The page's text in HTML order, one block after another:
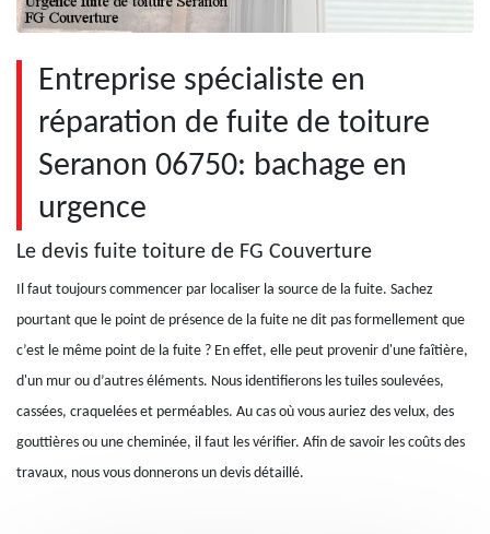
Entreprise spécialiste en
réparation de fuite de toiture
Seranon 06750: bachage en
urgence
Le devis fuite toiture de FG Couverture
Il faut toujours commencer par localiser la source de la fuite. Sachez
pourtant que le point de présence de la fuite ne dit pas formellement que
c’est le même point de la fuite ? En effet, elle peut provenir d'une faîtière,
d'un mur ou d’autres éléments. Nous identifierons les tuiles soulevées,
cassées, craquelées et perméables. Au cas où vous auriez des velux, des
gouttières ou une cheminée, il faut les vérifier. Afin de savoir les coûts des
travaux, nous vous donnerons un devis détaillé.